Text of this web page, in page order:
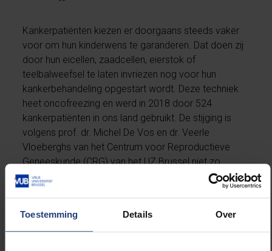
Toestemming Details Over
Kankerpatiënten kiezen er doorgaans steeds vaker
voor om hun kinderwens te garanderen. Dat doen zij
door hun eicellen, zaadcellen, eierstok of
teelbalweefsel te laten invriezen nog voor hun
kankerbehandeling opgestart wordt. Deze techniek
heet oncofreezing en werd in 2018 door 524
kankerpatiënten in ons land gebruikt. De stijging is
volgens prof. dr. Michel De Vos en dr. Veerle
Vloeberghs van het Centrum voor Reproductieve
Geneeskunde (CRG) van het UZ Brussel niet zo
verwonderlijk. “Mond-totmondreclame en de
groeiende media-aandacht spelen daarin een
volledig wordt terugbetaald sinds april 2017. Zonder
de terugbetaling zou het een duur proces zijn voor